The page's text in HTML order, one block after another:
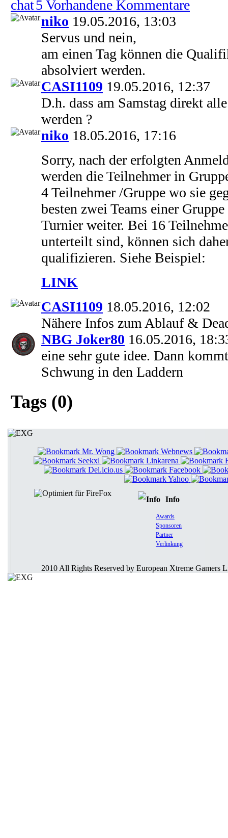
5 Vorhandene Kommentare
niko 19.05.2016, 13:03
Servus und nein,
am einen Tag können die
absolviert werden.
CASI1109 19.05.2016, 12:37
D.h. dass am Samstag direkt
werden ?
niko 18.05.2016, 17:16
Sorry, nach der erfolgten
werden die Teilnehmer in
4 Teilnehmer /Gruppe wo sie
besten zwei Teams einer
Turnier weiter. Bei 16
unterteilt sind, können sich
qualifizieren. Siehe Beispiel:
LINK
CASI1109 18.05.2016, 12:02
Nähere Infos zum Ablauf &
NBG Joker80 16.05.2016,
eine sehr gute idee. Dann
Schwung in den Laddern
Tags (0)
Info
Awards
Sponsoren
Partner
Verlinkung
2010 All Rights Reserved by European Xtreme Gamers